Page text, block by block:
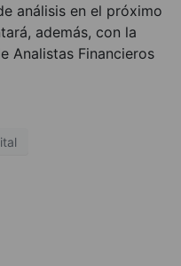
análisis en el próximo
además, con la
Analistas Financieros